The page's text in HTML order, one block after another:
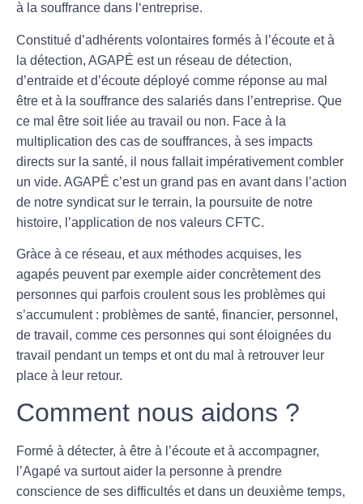
à la souffrance dans l‘entreprise.
Constitué d’adhérents volontaires formés à l’écoute et à
la détection, AGAPÉ est un réseau de détection,
d’entraide et d’écoute déployé comme réponse au mal
être et à la souffrance des salariés dans l’entreprise. Que
ce mal être soit liée au travail ou non. Face à la
multiplication des cas de souffrances, à ses impacts
directs sur la santé, il nous fallait impérativement combler
un vide. AGAPÉ c’est un grand pas en avant dans l’action
de notre syndicat sur le terrain, la poursuite de notre
histoire, l’application de nos valeurs CFTC.
Gràce à ce réseau, et aux méthodes acquises, les
agapés peuvent par exemple aider concrètement des
personnes qui parfois croulent sous les problèmes qui
s’accumulent : problèmes de santé, financier, personnel,
de travail, comme ces personnes qui sont éloignées du
travail pendant un temps et ont du mal à retrouver leur
place à leur retour.
Comment nous aidons ?
Formé à détecter, à être à l’écoute et à accompagner,
l’Agapé va surtout aider la personne à prendre
conscience de ses difficultés et dans un deuxième temps,